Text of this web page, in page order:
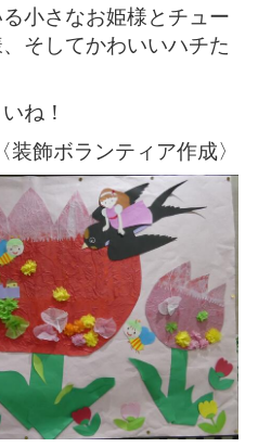
小さなお姫様とチュー
そしてかわいいハチた
ね！
〈装飾ボランティア作成〉